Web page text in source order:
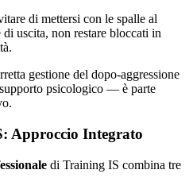
di mettersi con le spalle al
uscita, non restare bloccati in
gestione del dopo-aggressione
psicologico — è parte
Approccio Integrato
di Training IS combina tre